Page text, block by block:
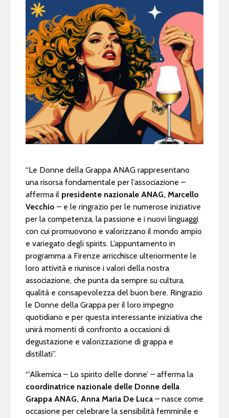
“Le Donne della Grappa ANAG rappresentano
una risorsa fondamentale per l’associazione –
afferma il presidente nazionale ANAG, Marcello
Vecchio – e le ringrazio per le numerose iniziative
per la competenza, la passione e i nuovi linguaggi
con cui promuovono e valorizzano il mondo ampio
e variegato degli spirits. L’appuntamento in
programma a Firenze arricchisce ulteriormente le
loro attività e riunisce i valori della nostra
associazione, che punta da sempre su cultura,
qualità e consapevolezza del buon bere. Ringrazio
le Donne della Grappa per il loro impegno
quotidiano e per questa interessante iniziativa che
unirà momenti di confronto a occasioni di
degustazione e valorizzazione di grappa e
distillati”.
“’Alkemica – Lo spirito delle donne’ – afferma la
coordinatrice nazionale delle Donne della
Grappa ANAG, Anna Maria De Luca – nasce come
occasione per celebrare la sensibilità femminile e